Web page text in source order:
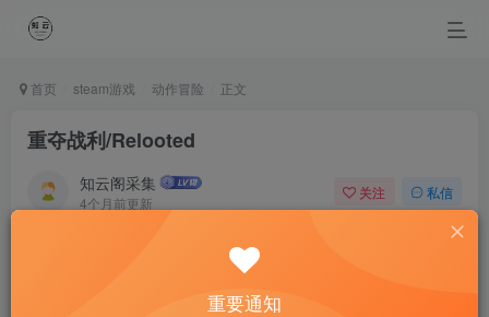
首页 steam游戏 动作冒险 正文
重夺战利/Relooted
知云阁采集
4个月前更新
关注 私信
More grow up more lonely, more grow up more uneasy.
越长大越孤单 ，越长大越不安
重要通知